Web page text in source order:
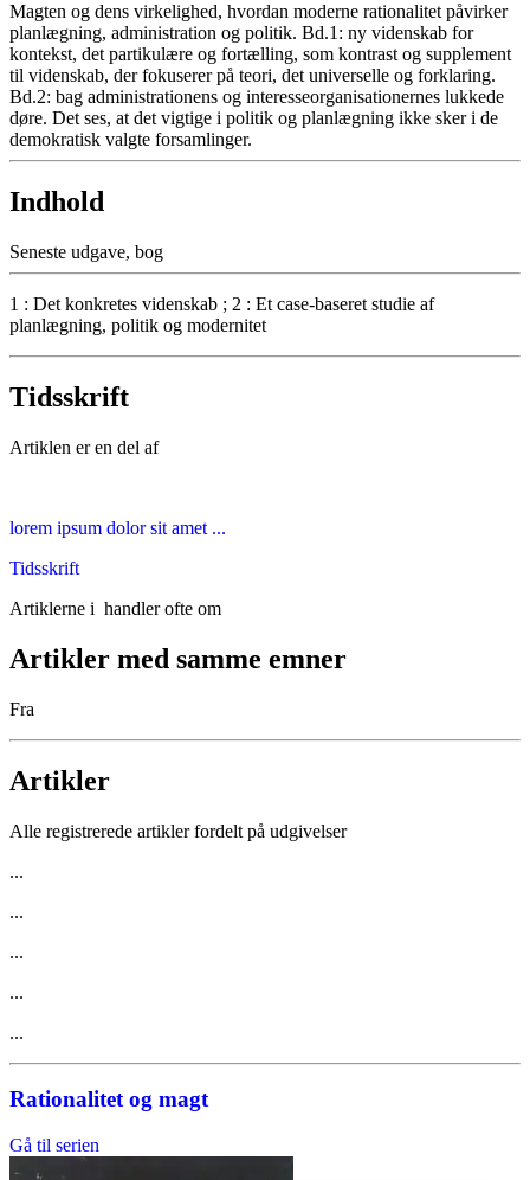
Magten og dens virkelighed, hvordan moderne rationalitet påvirker
planlægning, administration og politik. Bd.1: ny videnskab for
kontekst, det partikulære og fortælling, som kontrast og supplement
til videnskab, der fokuserer på teori, det universelle og forklaring.
Bd.2: bag administrationens og interesseorganisationernes lukkede
døre. Det ses, at det vigtige i politik og planlægning ikke sker i de
demokratisk valgte forsamlinger.
Indhold
Seneste udgave, bog
1 : Det konkretes videnskab ; 2 : Et case-baseret studie af
planlægning, politik og modernitet
Tidsskrift
Artiklen er en del af
lorem ipsum dolor sit amet ...
Tidsskrift
Artiklerne i handler ofte om
Artikler med samme emner
Fra
Artikler
Alle registrerede artikler fordelt på udgivelser
...
...
...
...
...
Rationalitet og magt
Gå til serien